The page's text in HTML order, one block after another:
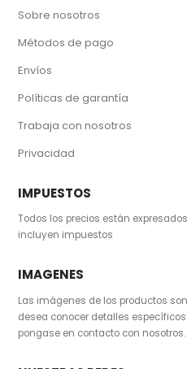
Sobre nosotros
Métodos de pago
Envíos
Políticas de garantía
Trabaja con nosotros
Privacidad
IMPUESTOS
Todos los precios están
incluyen impuestos
IMAGENES
Las imágenes de los productos
desea conocer detalles
pongase en contacto con nosotros.